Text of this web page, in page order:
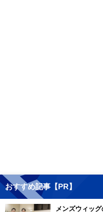
おすすめ記事【PR】
メンズウィッ